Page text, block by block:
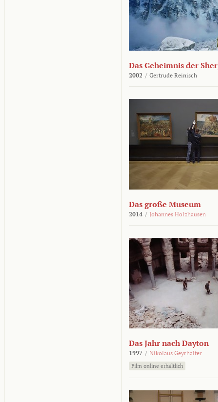
Das Geheimnis der
2002 / Gertrude Reinisch
Das große Museum
2014 / Johannes Holzhausen
Das Jahr nach Dayton
1997 / Nikolaus Geyrhalter
Film online erhältlich